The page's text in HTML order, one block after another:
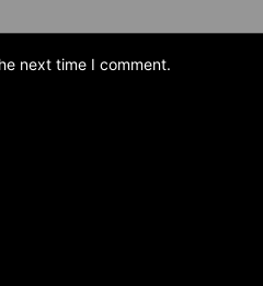
next time I comment.